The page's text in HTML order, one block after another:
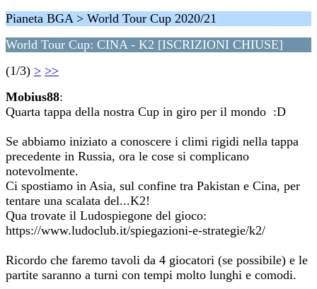
Pianeta BGA > World Tour Cup 2020/21
World Tour Cup: CINA - K2 [ISCRIZIONI CHIUSE]
(1/3) > >>
Mobius88:
Quarta tappa della nostra Cup in giro per il mondo :D
Se abbiamo iniziato a conoscere i climi rigidi nella tappa
precedente in Russia, ora le cose si complicano
notevolmente.
Ci spostiamo in Asia, sul confine tra Pakistan e Cina, per
tentare una scalata del...K2!
Qua trovate il Ludospiegone del gioco:
https://www.ludoclub.it/spiegazioni-e-strategie/k2/
Ricordo che faremo tavoli da 4 giocatori (se possibile) e le
partite saranno a turni con tempi molto lunghi e comodi.